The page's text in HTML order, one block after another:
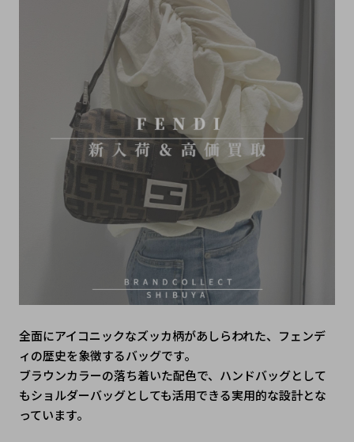
全面にアイコニックなズッカ柄があしらわれた、フェンデ
ィの歴史を象徴するバッグです。
ブラウンカラーの落ち着いた配色で、ハンドバッグとして
もショルダーバッグとしても活用できる実用的な設計とな
っています。